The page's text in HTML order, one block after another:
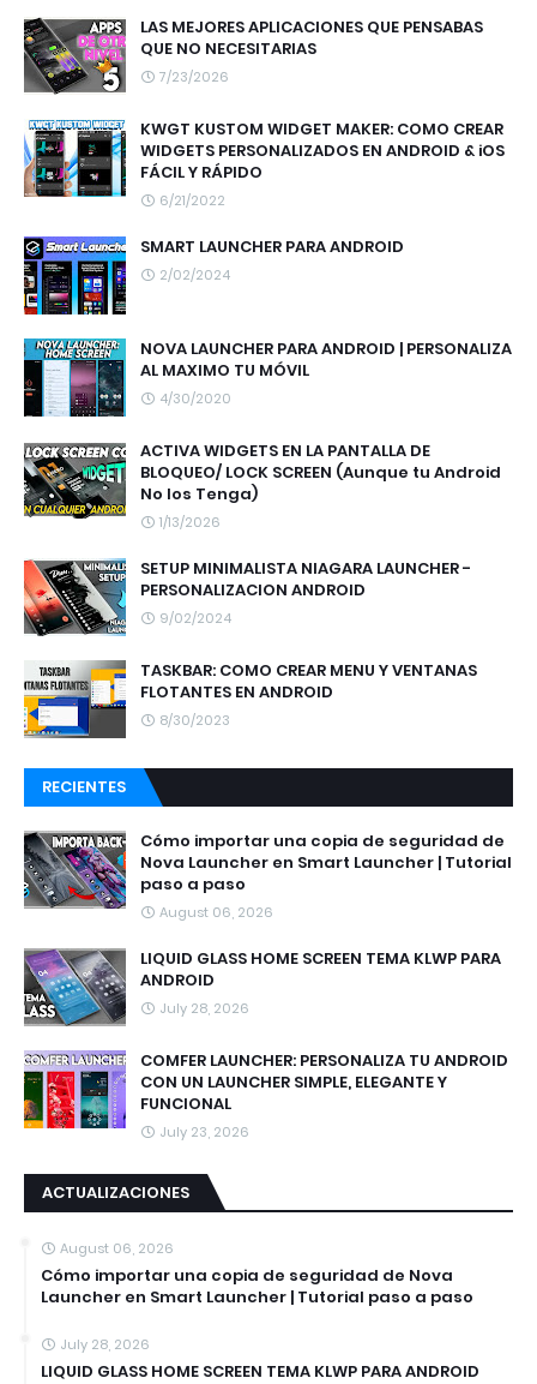
LAS MEJORES APLICACIONES QUE PENSABAS
QUE NO NECESITARIAS
7/23/2026
KWGT KUSTOM WIDGET MAKER: COMO CREAR
WIDGETS PERSONALIZADOS EN ANDROID & iOS
FÁCIL Y RÁPIDO
6/21/2022
SMART LAUNCHER PARA ANDROID
2/02/2024
NOVA LAUNCHER PARA ANDROID | PERSONALIZA
AL MAXIMO TU MÓVIL
4/30/2020
ACTIVA WIDGETS EN LA PANTALLA DE
BLOQUEO/ LOCK SCREEN (Aunque tu Android
No los Tenga)
1/13/2026
SETUP MINIMALISTA NIAGARA LAUNCHER -
PERSONALIZACION ANDROID
9/02/2024
TASKBAR: COMO CREAR MENU Y VENTANAS
FLOTANTES EN ANDROID
8/30/2023
RECIENTES
Cómo importar una copia de seguridad de
Nova Launcher en Smart Launcher | Tutorial
paso a paso
August 06, 2026
LIQUID GLASS HOME SCREEN TEMA KLWP PARA
ANDROID
July 28, 2026
COMFER LAUNCHER: PERSONALIZA TU ANDROID
CON UN LAUNCHER SIMPLE, ELEGANTE Y
FUNCIONAL
July 23, 2026
ACTUALIZACIONES
August 06, 2026
Cómo importar una copia de seguridad de Nova
Launcher en Smart Launcher | Tutorial paso a paso
July 28, 2026
LIQUID GLASS HOME SCREEN TEMA KLWP PARA ANDROID